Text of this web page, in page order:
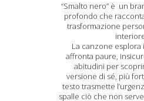
“Smalto nero” è un
profondo che
trasformazione
La canzone esplora
affronta paure,
abitudini per
versione di sé, più
testo trasmette
spalle ciò che non